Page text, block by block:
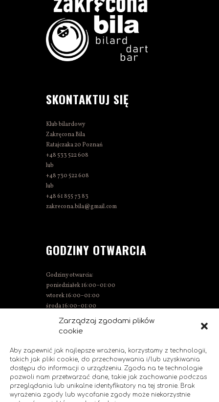
Zarządzaj zgodami plików
cookie
Aby zapewnić jak najlepsze wrażenia, korzystamy z technologii,
takich jak pliki cookie, do przechowywania i/lub uzyskiwania
dostępu do informacji o urządzeniu. Zgoda na te technologie
pozwoli nam przetwarzać dane, takie jak zachowanie podczas
przeglądania lub unikalne identyfikatory na tej stronie. Brak
wyrażenia zgody lub wycofanie zgody może niekorzystnie
SKONTAKTUJ SIĘ
Klub bilardowy
Zakręcona Bila
Ratajczaka 20 Poznań
+48 533 522 608
lub
+48 730 522 608
lub
+48 61 855 73 83
zakrecona.bila@gmail.com
GODZINY OTWARCIA
Godziny otwarcia:
poniedziałek 16:00–01:00
wtorek 16:00–01:00
środa 16:00–01:00
czwartek 15:00–01:00
piątek 15:00–02:00
niedziela 14:00–00:00
SOCIAL MEDIA